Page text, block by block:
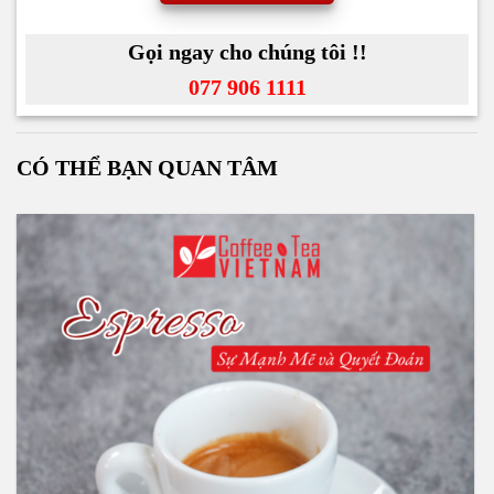
Gọi ngay cho chúng tôi !!
077 906 1111
CÓ THỂ BẠN QUAN TÂM